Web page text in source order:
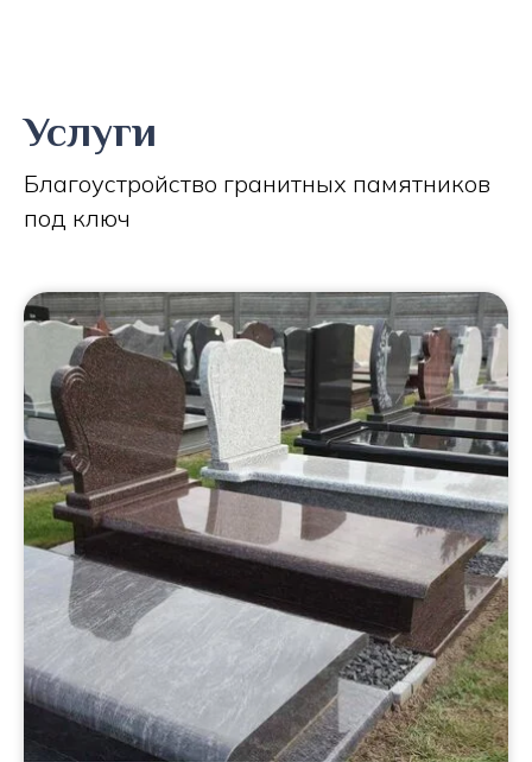
Услуги
Благоустройство гранитных памятников
под ключ